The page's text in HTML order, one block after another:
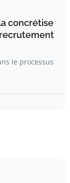
concrétise
le processus